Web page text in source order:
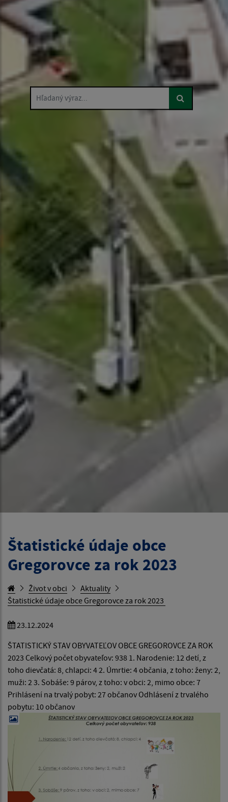
Hľadaný výraz...
Štatistické údaje obce
Gregorovce za rok 2023
Život v obci
Aktuality
Štatistické údaje obce Gregorovce za rok 2023
23.12.2024
ŠTATISTICKÝ STAV OBYVATEĽOV OBCE GREGOROVCE ZA ROK
2023 Celkový počet obyvateľov: 938 1. Narodenie: 12 detí, z
toho dievčatá: 8, chlapci: 4 2. Úmrtie: 4 občania, z toho: ženy: 2,
muži: 2 3. Sobáše: 9 párov, z toho: v obci: 2, mimo obce: 7
Prihlásení na trvalý pobyt: 27 občanov Odhlásení z trvalého
pobytu: 10 občanov